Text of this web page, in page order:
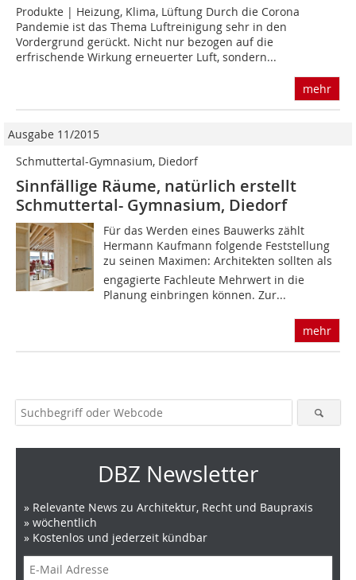
Produkte | Heizung, Klima, Lüftung Durch die Corona
Pandemie ist das Thema Luftreinigung sehr in den
Vordergrund gerückt. Nicht nur bezogen auf die
erfrischende Wirkung erneuerter Luft, sondern...
mehr
Ausgabe 11/2015
Schmuttertal-Gymnasium, Diedorf
Sinnfällige Räume, natürlich erstellt
Schmuttertal- Gymnasium, Diedorf
Für das Werden eines Bauwerks zählt
Hermann Kaufmann folgende Feststellung
zu seinen Maximen: Architekten sollten als
engagierte Fachleute Mehrwert in die
Planung einbringen können. Zur...
mehr
DBZ Newsletter
» Relevante News zu Architektur, Recht und Baupraxis
» wöchentlich
» Kostenlos und jederzeit kündbar